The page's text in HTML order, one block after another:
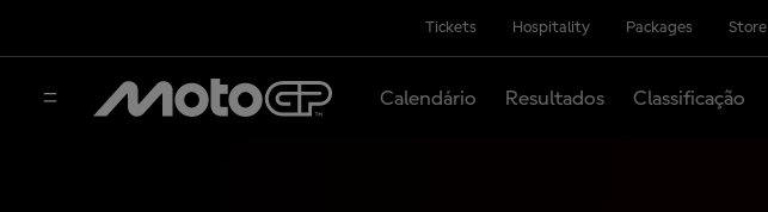
Tickets Hospitality Packages Store
Calendário Resultados Classificação